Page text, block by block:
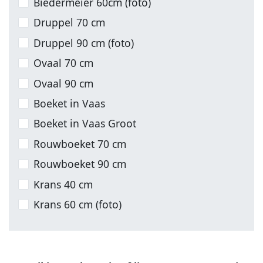
Druppel 70 cm
Druppel 90 cm (foto)
Ovaal 70 cm
Ovaal 90 cm
Boeket in Vaas
Boeket in Vaas Groot
Rouwboeket 70 cm
Rouwboeket 90 cm
Krans 40 cm
Krans 60 cm (foto)